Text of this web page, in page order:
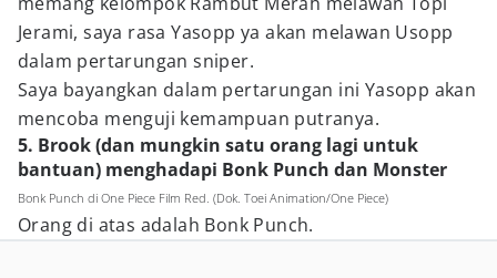
Jerami, saya rasa Yasopp ya akan melawan Usopp
dalam pertarungan sniper.
Saya bayangkan dalam pertarungan ini Yasopp akan
mencoba menguji kemampuan putranya.
5. Brook (dan mungkin satu orang lagi untuk
bantuan) menghadapi Bonk Punch dan Monster
Bonk Punch di One Piece Film Red. (Dok. Toei Animation/One Piece)
Orang di atas adalah Bonk Punch.